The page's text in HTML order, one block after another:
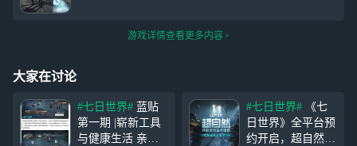
游戏详情查看更多内容
大家在讨论
#七日世界# 蓝贴
第一期 |崭新工具
与健康生活 亲爱
#七日世界# 《七
日世界》全平台预
约开启，超自然生